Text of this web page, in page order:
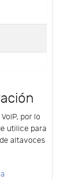
por lo
utilice para
altavoces